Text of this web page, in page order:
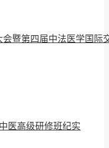
暨第四届中法医学国际
医高级研修班纪实